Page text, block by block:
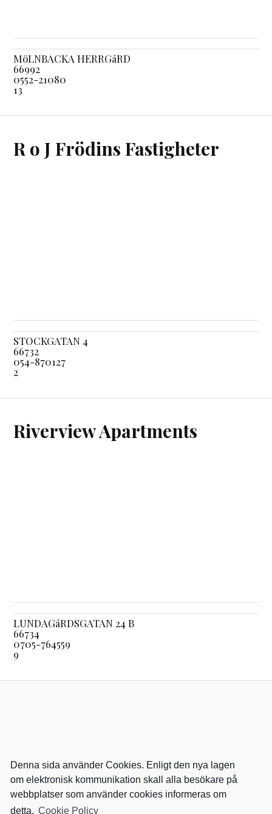
MöLNBACKA HERRGåRD
66992
0552-21080
13
R o J Frödins Fastigheter
STOCKGATAN 4
66732
054-870127
2
Riverview Apartments
LUNDAGåRDSGATAN 24 B
66734
0705-764559
9
Denna sida använder Cookies. Enligt den nya lagen
om elektronisk kommunikation skall alla besökare på
webbplatser som använder cookies informeras om
detta. Cookie Policy